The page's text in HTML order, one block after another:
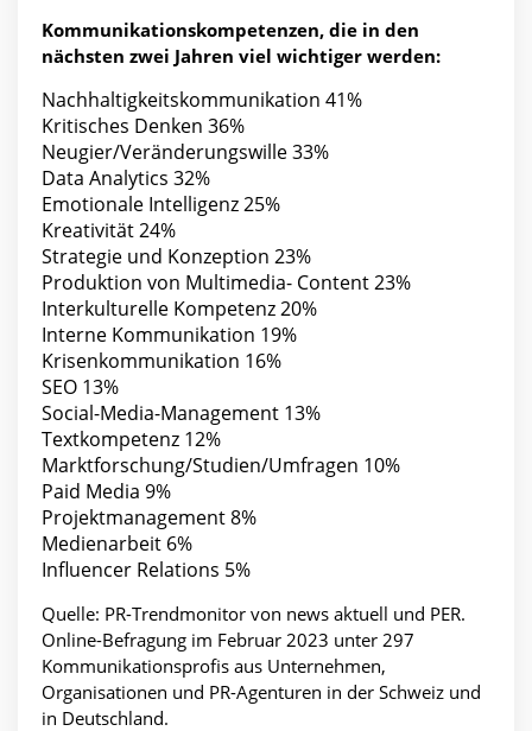
Kommunikationskompetenzen, die in den
nächsten zwei Jahren viel wichtiger werden:
Nachhaltigkeitskommunikation 41%
Kritisches Denken 36%
Neugier/Veränderungswille 33%
Data Analytics 32%
Emotionale Intelligenz 25%
Kreativität 24%
Strategie und Konzeption 23%
Produktion von Multimedia- Content 23%
Interkulturelle Kompetenz 20%
Interne Kommunikation 19%
Krisenkommunikation 16%
SEO 13%
Social-Media-Management 13%
Textkompetenz 12%
Marktforschung/Studien/Umfragen 10%
Paid Media 9%
Projektmanagement 8%
Medienarbeit 6%
Influencer Relations 5%
Quelle: PR-Trendmonitor von news aktuell und PER.
Online-Befragung im Februar 2023 unter 297
Kommunikationsprofis aus Unternehmen,
Organisationen und PR-Agenturen in der Schweiz und
in Deutschland.